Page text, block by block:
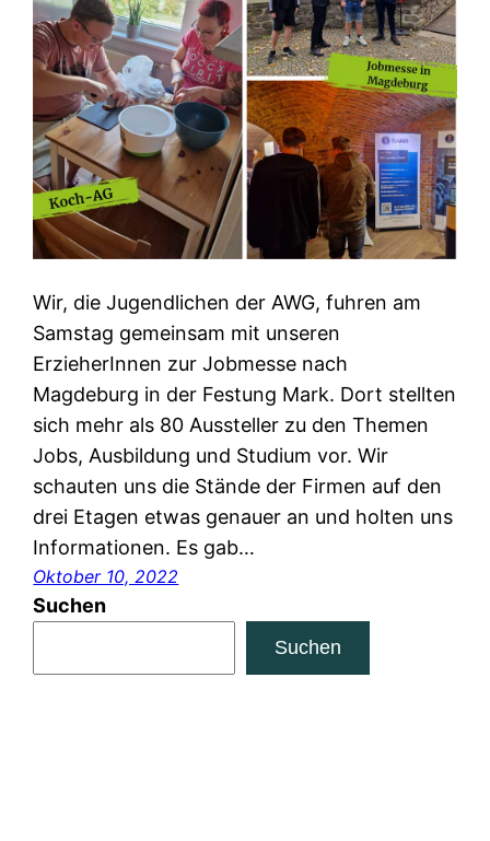
Wir, die Jugendlichen der AWG, fuhren am
Samstag gemeinsam mit unseren
ErzieherInnen zur Jobmesse nach
Magdeburg in der Festung Mark. Dort stellten
sich mehr als 80 Aussteller zu den Themen
Jobs, Ausbildung und Studium vor. Wir
schauten uns die Stände der Firmen auf den
drei Etagen etwas genauer an und holten uns
Informationen. Es gab…
Oktober 10, 2022
Suchen
Suchen